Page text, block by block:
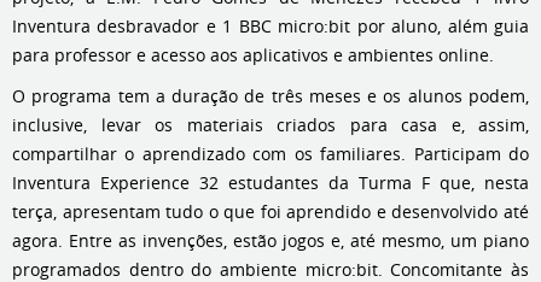
Inventura desbravador e 1 BBC micro:bit por aluno, além guia
para professor e acesso aos aplicativos e ambientes online.
O programa tem a duração de três meses e os alunos podem,
inclusive, levar os materiais criados para casa e, assim,
compartilhar o aprendizado com os familiares. Participam do
Inventura Experience 32 estudantes da Turma F que, nesta
terça, apresentam tudo o que foi aprendido e desenvolvido até
agora. Entre as invenções, estão jogos e, até mesmo, um piano
programados dentro do ambiente micro:bit. Concomitante às